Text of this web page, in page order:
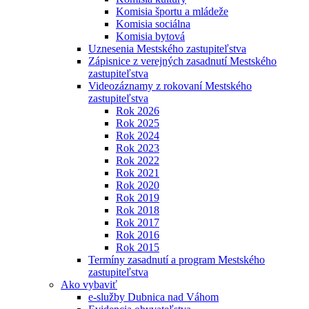
Komisia športu a mládeže
Komisia sociálna
Komisia bytová
Uznesenia Mestského zastupiteľstva
Zápisnice z verejných zasadnutí Mestského
zastupiteľstva
Videozáznamy z rokovaní Mestského
zastupiteľstva
Rok 2026
Rok 2025
Rok 2024
Rok 2023
Rok 2022
Rok 2021
Rok 2020
Rok 2019
Rok 2018
Rok 2017
Rok 2016
Rok 2015
Termíny zasadnutí a program Mestského
zastupiteľstva
Ako vybaviť
e-služby Dubnica nad Váhom